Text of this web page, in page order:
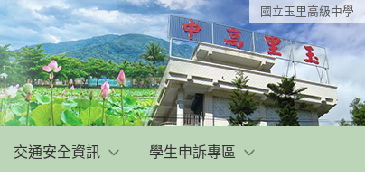
國立玉里高級中學
交通安全資訊 學生申訴專區